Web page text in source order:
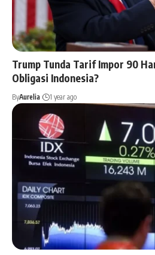
Trump Tunda Tarif Impor 90
Obligasi Indonesia?
ByAurelia 1 year ago